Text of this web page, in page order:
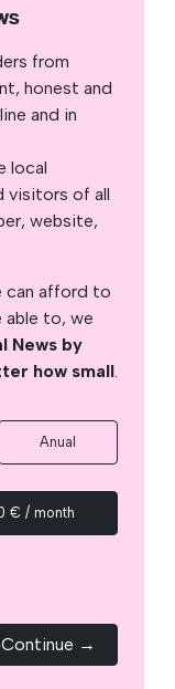
from
honest and
and in
local
visitors of all
website,
can afford to
able to, we
News by
how small.
Anual
€ / month
Continue →